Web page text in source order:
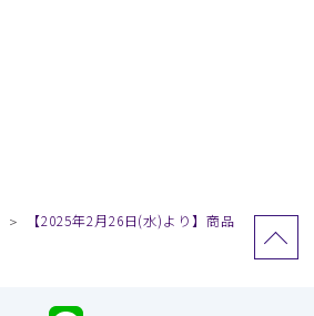
【2025年2月26日(水)より】商品